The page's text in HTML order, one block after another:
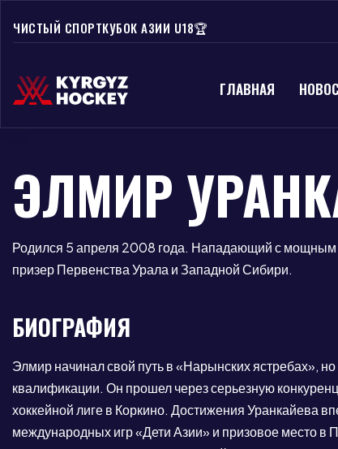
ЧИСТЫЙ СПОРТКУБОК АЗИИ U18🏆
ГЛАВНАЯ
ЭЛМИР
Родился 5 апреля 2008 года. Нападающий с
призер Первенства Урала и Западной Сибири.
БИОГРАФИЯ
Элмир начинал свой путь в «Нарынских ястребах»,
квалификации. Он прошел через серьезную
хоккейной лиге в Коркино. Достижения Уранкайева
международных игр «Дети Азии» и призовое место